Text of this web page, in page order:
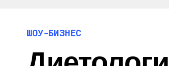
ШОУ-БИЗНЕС